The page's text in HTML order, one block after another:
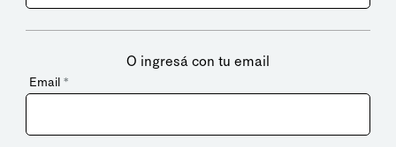
O ingresá con tu email
Email *